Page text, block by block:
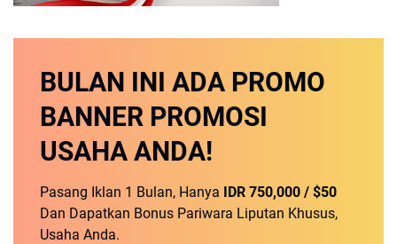
BULAN INI ADA PROMO
BANNER PROMOSI
USAHA ANDA!
Pasang Iklan 1 Bulan, Hanya IDR 750,000 / $50
Dan Dapatkan Bonus Pariwara Liputan Khusus,
Usaha Anda.